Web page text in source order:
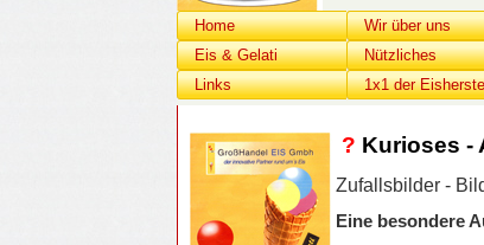
Home Wir über uns
Eis & Gelati
Nützliches
Links
1x1 der
? Kurioses -
Zufallsbilder -
Eine besondere